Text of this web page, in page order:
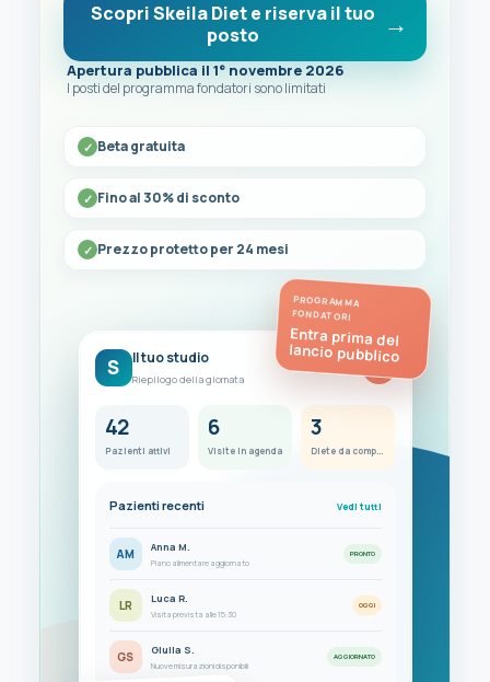
Scopri Skeila Diet e riserva il tuo
posto
Apertura pubblica il 1° novembre 2026
I posti del programma fondatori sono limitati
Beta gratuita
Fino al 30% di sconto
Prezzo protetto per 24 mesi
PROGRAMMA
FONDATORI
Entra prima del
lancio pubblico
S Il tuo studio
Riepilogo della giornata
FC
42
Pazienti attivi
6
Visite in agenda
3
Diete da completare
Pazienti recenti Vedi tutti
AM Anna M.
Piano alimentare aggiornato
PRONTO
LR Luca R.
Visita prevista alle 15:30
OGGI
GS Giulia S.
Nuove misurazioni disponibili
AGGIORNATO